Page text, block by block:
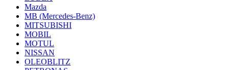
Mazda
MB (Mercedes-Вenz)
MITSUBISHI
MOBIL
MOTUL
NISSAN
OLEOBLITZ